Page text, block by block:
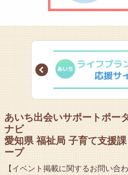
Prev
あいち出会いサポートポー
ナビ
愛知県 福祉局 子育て支援
ープ
【イベント掲載に関するお問い合わ